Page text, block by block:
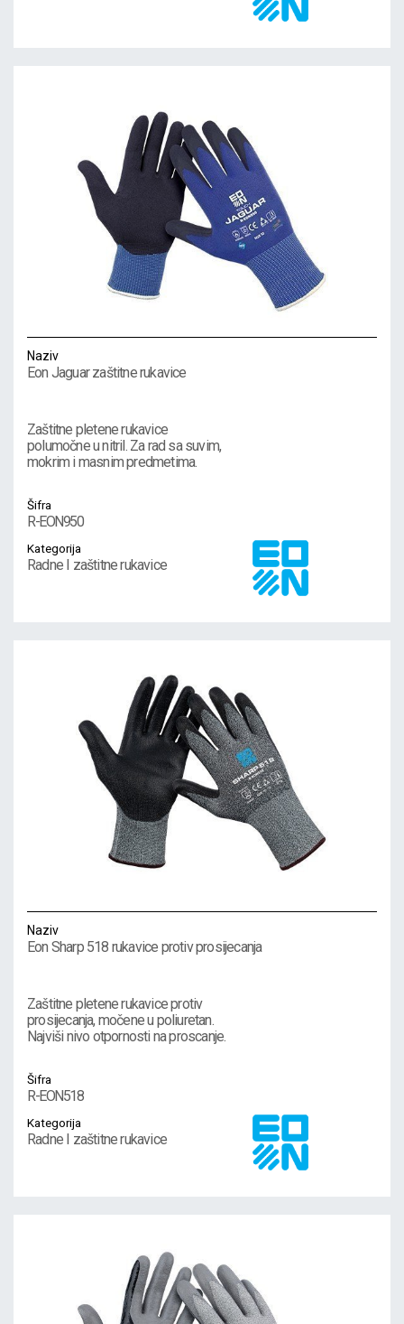
Naziv
Eon Jaguar zaštitne rukavice
Zaštitne pletene rukavice
polumočne u nitril. Za rad sa suvim,
mokrim i masnim predmetima.
Šifra
R-EON950
Kategorija
Radne I zaštitne rukavice
Naziv
Eon Sharp 518 rukavice protiv prosijecanja
Zaštitne pletene rukavice protiv
prosijecanja, močene u poliuretan.
Najviši nivo otpornosti na proscanje.
Šifra
R-EON518
Kategorija
Radne I zaštitne rukavice